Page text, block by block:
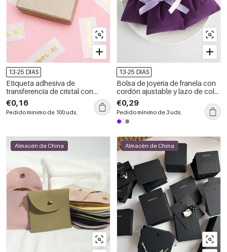
13-25 DÍAS
Etiqueta adhesiva de
transferencia de cristal con
proceso de estampado en
caliente dorado con logotipo
personalizado
€0,16
Pedido mínimo de 100 uds.
13-25 DÍAS
Bolsa de joyería de franela con
cordón ajustable y lazo de color
liso (1 unidad)
€0,29
Pedido mínimo de 3 uds.
Almacén de China Almacén de China